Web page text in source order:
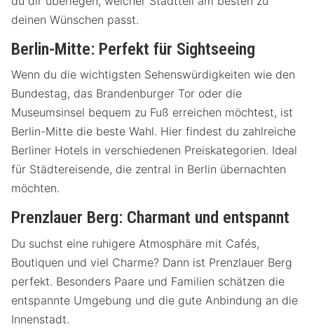
deinen Wünschen passt.
Berlin-Mitte: Perfekt für Sightseeing
Wenn du die wichtigsten Sehenswürdigkeiten wie den
Bundestag, das Brandenburger Tor oder die
Museumsinsel bequem zu Fuß erreichen möchtest, ist
Berlin-Mitte die beste Wahl. Hier findest du zahlreiche
Berliner Hotels in verschiedenen Preiskategorien. Ideal
für Städtereisende, die zentral in Berlin übernachten
möchten.
Prenzlauer Berg: Charmant und entspannt
Du suchst eine ruhigere Atmosphäre mit Cafés,
Boutiquen und viel Charme? Dann ist Prenzlauer Berg
perfekt. Besonders Paare und Familien schätzen die
entspannte Umgebung und die gute Anbindung an die
Innenstadt.